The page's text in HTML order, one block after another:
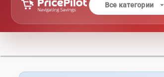
Все категории arrow_drop_down